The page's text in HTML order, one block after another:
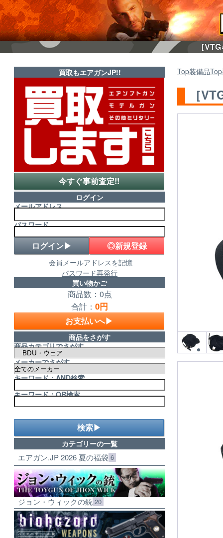
［
Top装備品Top
［
買取もエアガンJP!!
今すぐ事前査定!!
ログイン
メールアドレス
パスワード
◎新規登録
会員メールアドレスを記憶
パスワード再発行
買い物かご
商品数：0点
合計： 0円
お支払いへ▶
商品をさがす
商品カテゴリでさがす
メーカーでさがす
キーワード：AND検索
キーワード：OR検索
検索▶
カテゴリーの一覧
エアガン.JP 2026 夏の福袋 6
ジョン・ウィックの銃 20